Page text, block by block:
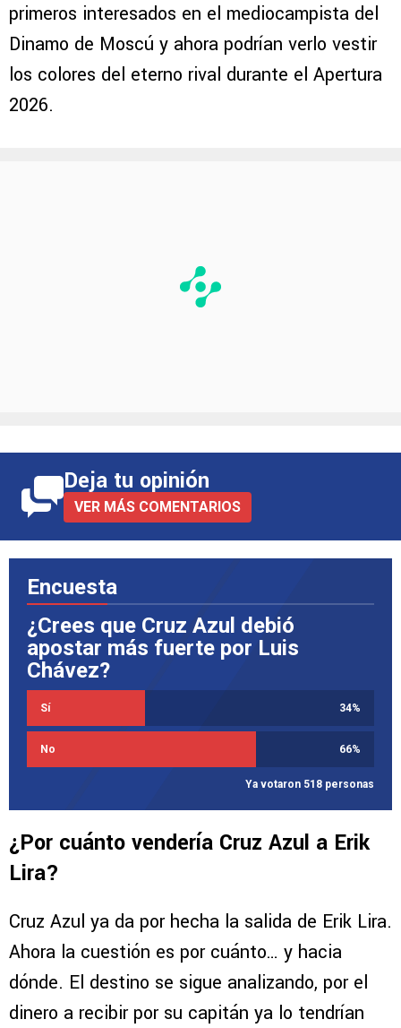
primeros interesados en el mediocampista del
Dinamo de Moscú y ahora podrían verlo vestir
los colores del eterno rival durante el Apertura
2026.
Deja tu opinión
VER MÁS COMENTARIOS
Encuesta
¿Crees que Cruz Azul debió
apostar más fuerte por Luis
Chávez?
Sí 34%
No 66%
Ya votaron 518 personas
¿Por cuánto vendería Cruz Azul a Erik
Lira?
Cruz Azul ya da por hecha la salida de Erik Lira.
Ahora la cuestión es por cuánto… y hacia
dónde. El destino se sigue analizando, por el
dinero a recibir por su capitán ya lo tendrían